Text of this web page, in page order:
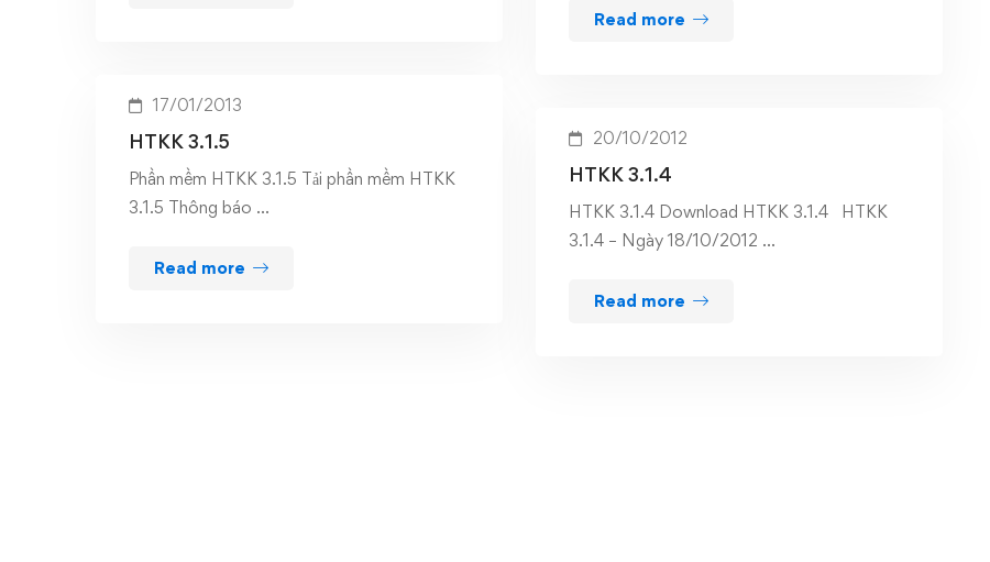
Read more
17/01/2013
HTKK 3.1.5
Phần mềm HTKK 3.1.5 Tải phần mềm HTKK
3.1.5 Thông báo …
Read more
20/10/2012
HTKK 3.1.4
HTKK 3.1.4 Download HTKK 3.1.4 HTKK
3.1.4 – Ngày 18/10/2012 …
Read more